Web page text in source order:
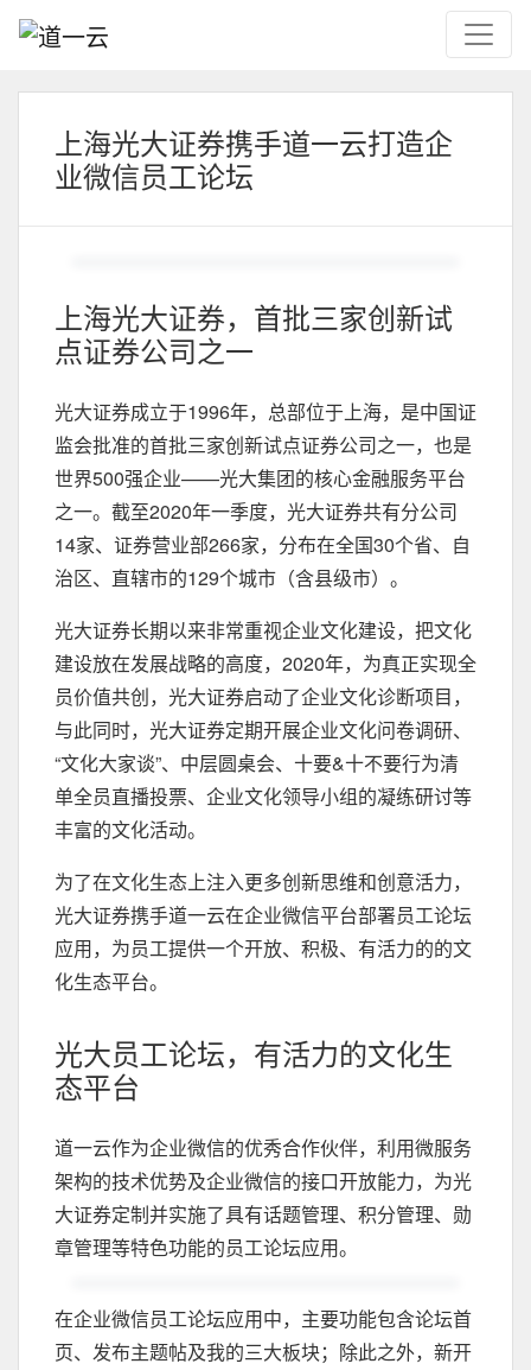
上海光大证券携手道一云打造企
业微信员工论坛
上海光大证券，首批三家创新试
点证券公司之一
光大证券成立于1996年，总部位于上海，是中国证
监会批准的首批三家创新试点证券公司之一，也是
世界500强企业——光大集团的核心金融服务平台
之一。截至2020年一季度，光大证券共有分公司
14家、证券营业部266家，分布在全国30个省、自
治区、直辖市的129个城市（含县级市）。
光大证券长期以来非常重视企业文化建设，把文化
建设放在发展战略的高度，2020年，为真正实现全
员价值共创，光大证券启动了企业文化诊断项目，
与此同时，光大证券定期开展企业文化问卷调研、
“文化大家谈”、中层圆桌会、十要&十不要行为清
单全员直播投票、企业文化领导小组的凝练研讨等
丰富的文化活动。
为了在文化生态上注入更多创新思维和创意活力，
光大证券携手道一云在企业微信平台部署员工论坛
应用，为员工提供一个开放、积极、有活力的的文
化生态平台。
光大员工论坛，有活力的文化生
态平台
道一云作为企业微信的优秀合作伙伴，利用微服务
架构的技术优势及企业微信的接口开放能力，为光
大证券定制并实施了具有话题管理、积分管理、勋
章管理等特色功能的员工论坛应用。
在企业微信员工论坛应用中，主要功能包含论坛首
页、发布主题帖及我的三大板块；除此之外，新开